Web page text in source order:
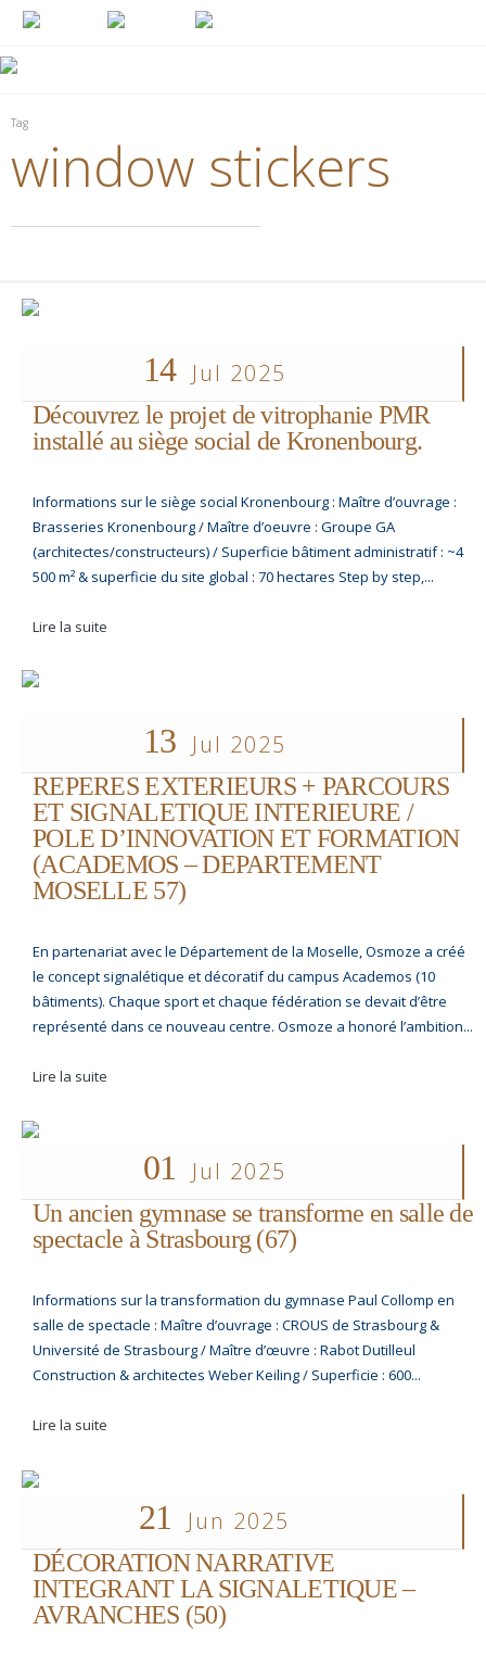
Tag
window stickers
14 Jul 2025
Découvrez le projet de vitrophanie PMR
installé au siège social de Kronenbourg.
Informations sur le siège social Kronenbourg : Maître d’ouvrage :
Brasseries Kronenbourg / Maître d’oeuvre : Groupe GA
(architectes/constructeurs) / Superficie bâtiment administratif : ~4
500 m² & superficie du site global : 70 hectares Step by step,...
Lire la suite
13 Jul 2025
REPERES EXTERIEURS + PARCOURS
ET SIGNALETIQUE INTERIEURE /
POLE D’INNOVATION ET FORMATION
(ACADEMOS – DEPARTEMENT
MOSELLE 57)
En partenariat avec le Département de la Moselle, Osmoze a créé
le concept signalétique et décoratif du campus Academos (10
bâtiments). Chaque sport et chaque fédération se devait d’être
représenté dans ce nouveau centre. Osmoze a honoré l’ambition...
Lire la suite
01 Jul 2025
Un ancien gymnase se transforme en salle de
spectacle à Strasbourg (67)
Informations sur la transformation du gymnase Paul Collomp en
salle de spectacle : Maître d’ouvrage : CROUS de Strasbourg &
Université de Strasbourg / Maître d’œuvre : Rabot Dutilleul
Construction & architectes Weber Keiling / Superficie : 600...
Lire la suite
21 Jun 2025
DÉCORATION NARRATIVE
INTEGRANT LA SIGNALETIQUE –
AVRANCHES (50)